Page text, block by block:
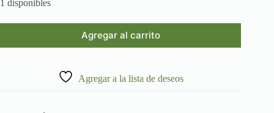
1 disponibles
Agregar al carrito
Agregar a la lista de deseos